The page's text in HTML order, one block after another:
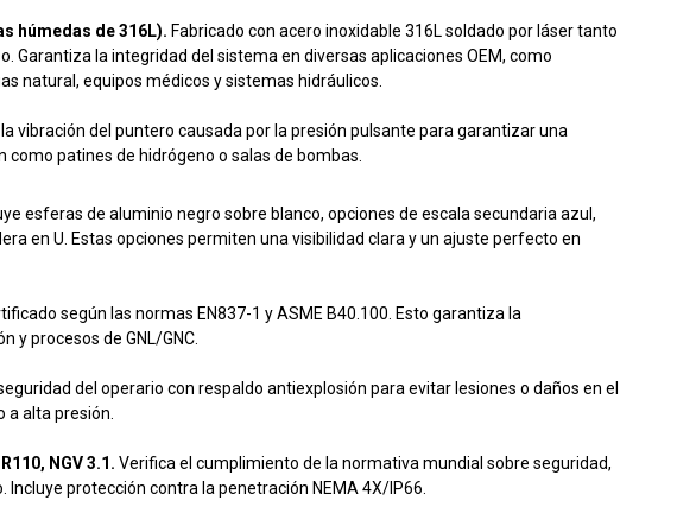
húmedas de 316L). Fabricado con acero inoxidable 316L soldado por láser tanto
Garantiza la integridad del sistema en diversas aplicaciones OEM, como
natural, equipos médicos y sistemas hidráulicos.
vibración del puntero causada por la presión pulsante para garantizar una
patines de hidrógeno o salas de bombas.
esferas de aluminio negro sobre blanco, opciones de escala secundaria azul,
en U. Estas opciones permiten una visibilidad clara y un ajuste perfecto en
según las normas EN837-1 y ASME B40.100. Esto garantiza la
y procesos de GNL/GNC.
del operario con respaldo antiexplosión para evitar lesiones o daños en el
alta presión.
NGV 3.1. Verifica el cumplimiento de la normativa mundial sobre seguridad,
protección contra la penetración NEMA 4X/IP66.